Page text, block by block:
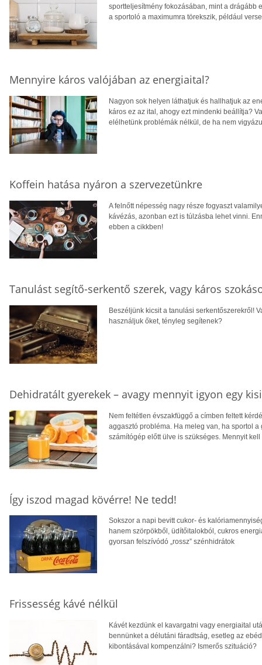
sportteljesítmény fokozásában, mint a drágább
a sportoló a maximumra törekszik, például
Mennyire káros valójában az energiaital?
Nagyon sok helyen láthatjuk és hallhatjuk az
káros ez az ital, ahogy ezt mindenki beállítja?
elélhetünk problémák nélkül, de ha nem
Koffein hatása nyáron a szervezetünkre
A felnőtt népesség nagy része fogyaszt
kávézás, azonban ezt is túlzásba lehet vinni.
ebben a cikkben!
Tanulást segítő-serkentő szerek, vagy káros
Beszéljünk kicsit a tanulási serkentőszerekről!
használjuk őket, tényleg segítenek?
Dehidratált gyerekek – avagy mennyit igyon egy
Nem feltétlen évszakfüggő a címben feltett
aggasztó probléma. Ha meleg van, ha sportol
számítógép előtt ülve is szükséges. Mennyit
Így iszod magad kövérre! Ne tedd!
Sokszor a napi bevitt cukor- és
hanem szörpökből, üdítőitalokból, cukros
gyorsan felszívódó „rossz” szénhidrátok
Frissesség kávé nélkül
Kávét kezdünk el kavargatni vagy energiaital
bennünket a délutáni fáradtság, esetleg az
kibontásával kompenzálni? Ismerős szituáció?